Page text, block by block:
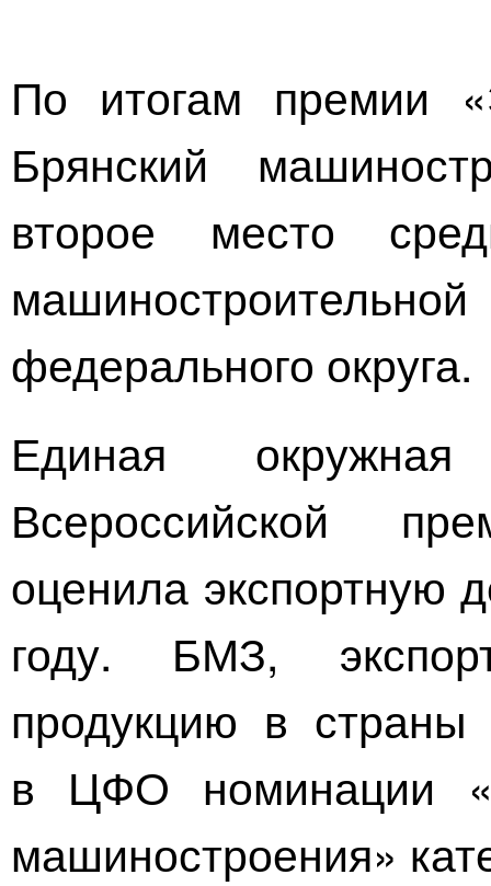
По итогам премии
Брянский
второе место
федерального округа.
Единая
Всероссийской
оценила экспортную
году. БМЗ,
продукцию в
в ЦФО номинации
машиностроения»